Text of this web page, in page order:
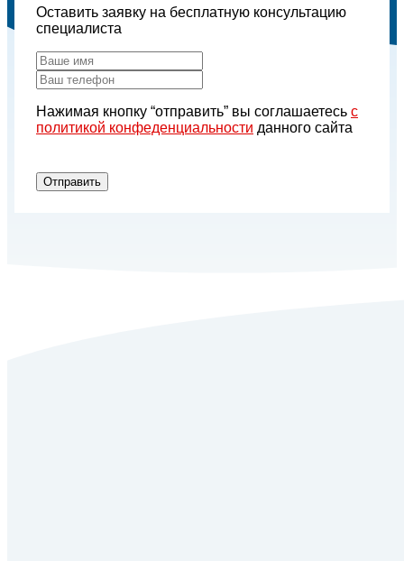
Оставить заявку на бесплатную консультацию
специалиста
Нажимая кнопку “отправить” вы соглашаетесь с
политикой конфеденциальности данного сайта
Отправить